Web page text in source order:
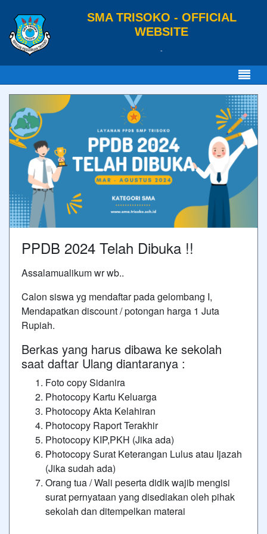
SMA TRISOKO - OFFICIAL
WEBSITE
-
PPDB 2024 Telah Dibuka !!
Assalamualikum wr wb..
Calon siswa yg mendaftar pada gelombang I,
Mendapatkan discount / potongan harga 1 Juta
Rupiah.
Berkas yang harus dibawa ke sekolah
saat daftar Ulang diantaranya :
Foto copy Sidanira
Photocopy Kartu Keluarga
Photocopy Akta Kelahiran
Photocopy Raport Terakhir
Photocopy KIP,PKH (Jika ada)
Photocopy Surat Keterangan Lulus atau Ijazah
(Jika sudah ada)
Orang tua / Wali peserta didik wajib mengisi
surat pernyataan yang disediakan oleh pihak
sekolah dan ditempelkan materai